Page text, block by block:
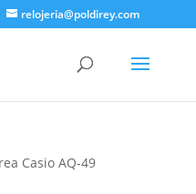
relojeria@poldirey.com
Casio AQ-49